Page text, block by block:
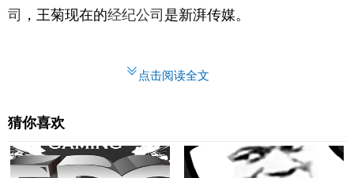
司
，王菊现在的经纪公司 是新湃传媒。
点击阅读全文
猜你喜欢